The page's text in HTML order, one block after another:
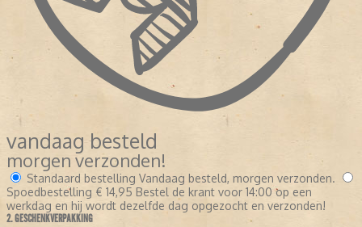
vandaag besteld
morgen verzonden!
Standaard bestelling Vandaag besteld, morgen verzonden.
Spoedbestelling € 14,95 Bestel de krant voor 14:00 op een
werkdag en hij wordt dezelfde dag opgezocht en verzonden!
2. GESCHENKVERPAKKING